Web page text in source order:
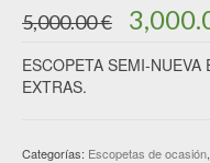
5,000.00€ El
precio
ESCOPETA SEMI-
EXTRAS.
Categorías: Escopetas de ocasión,